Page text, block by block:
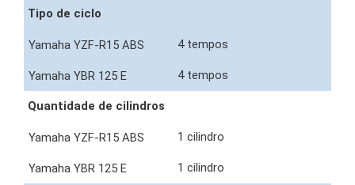
Tipo de ciclo
4 tempos
4 tempos
Quantidade de cilindros
1 cilindro
1 cilindro